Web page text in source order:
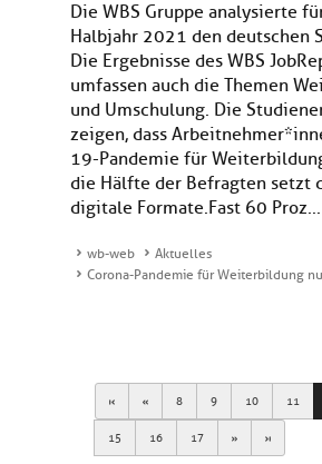
Die WBS Gruppe analysierte
Halbjahr 2021 den deutschen
Die Ergebnisse des WBS
umfassen auch die Themen
und Umschulung. Die
zeigen, dass
19-Pandemie für
die Hälfte der Befragten setzt
digitale Formate.Fast 60 Proz...
wb-web
Aktuelles
Corona-Pandemie für Weiterbildung
First Previous
8 9 10 11
15 16 17 Next Last